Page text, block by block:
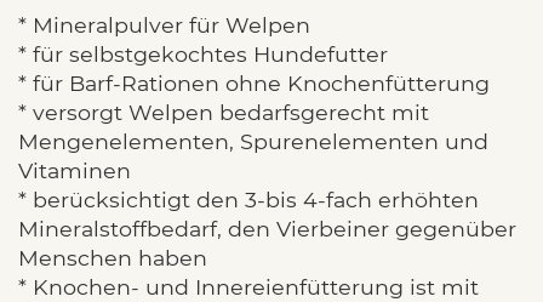
* Mineralpulver für Welpen
* für selbstgekochtes Hundefutter
* für Barf-Rationen ohne Knochenfütterung
* versorgt Welpen bedarfsgerecht mit
Mengenelementen, Spurenelementen und
Vitaminen
* berücksichtigt den 3-bis 4-fach erhöhten
Mineralstoffbedarf, den Vierbeiner gegenüber
Menschen haben
* Knochen- und Innereienfütterung ist mit